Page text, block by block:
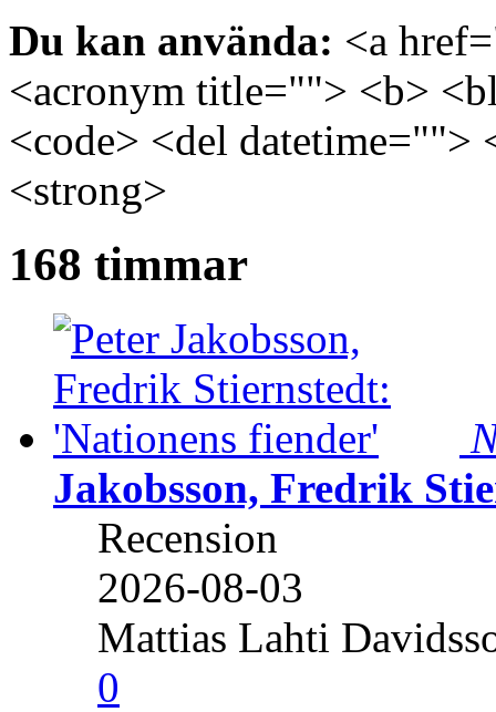
Du kan använda: <a
<acronym title=""> <b>
<code> <del
<strong>
168 timmar
Jakobsson, Fredrik
Recension
2026-08-03
Mattias Lahti
0